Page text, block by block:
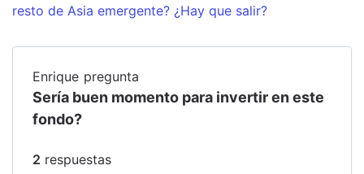
resto de Asia emergente? ¿Hay que salir?
Enrique pregunta
Sería buen momento para invertir en este
fondo?
2 respuestas